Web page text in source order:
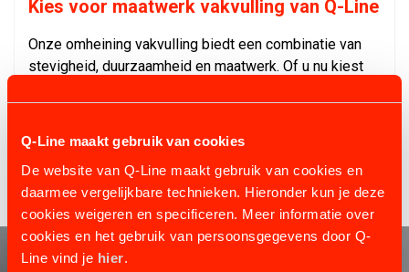
Q-Line maakt gebruik van cookies
De website van Q-Line maakt gebruik van cookies en
daarmee vergelijkbare technieken. Hieronder kun je deze
cookies weigeren en specificeren. Meer informatie over
cookies en het gebruik van persoonsgegevens door Q-
Line vind je hier.
Kies voor maatwerk vakvulling van Q-Line
Onze omheining vakvulling biedt een combinatie van
stevigheid, duurzaamheid en maatwerk. Of u nu kiest
oplossing.